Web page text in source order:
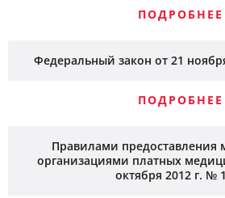
ПОДРОБНЕЕ
Федеральный закон от 21
ПОДРОБНЕЕ
Правилами предоставления
организациями платных
октября 2012 г. №